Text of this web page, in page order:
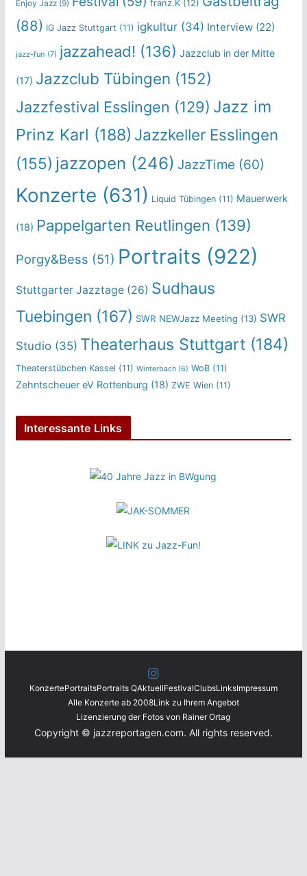
Enjoy Jazz(9) franz.K(12)
(88) IG Jazz Stuttgart (11) igkultur(34) Interview(22)
jazz-fun (7) jazzahead! (136) Jazzclub in der Mitte
(17) Jazzclub Tübingen (152)
Jazzfestival Esslingen (129) Jazz im
Prinz Karl (188) Jazzkeller Esslingen
(155) jazzopen (246) JazzTime (60)
Konzerte (631) Liquid Tübingen(11) Mauerwerk
(18) Pappelgarten Reutlingen (139)
Porgy&Bess (51) Portraits (922)
Stuttgarter Jazztage(26) Sudhaus
Tuebingen (167) SWR NEWJazz Meeting (13) SWR
Studio(35) Theaterhaus Stuttgart(184)
Theaterstübchen Kassel (11) Winterbach(6) WoB(11)
Zehntscheuer eV Rottenburg (18) ZWE Wien(11)
Interessante Links
KonzertePortraitsPortraits QAktuellFestivalClubsLinksImpressum
Alle Konzerte ab 2008Link zu Ihrem Angebot
Lizenzierung der Fotos von Rainer Ortag
Copyright © jazzreportagen.com. All rights reserved.